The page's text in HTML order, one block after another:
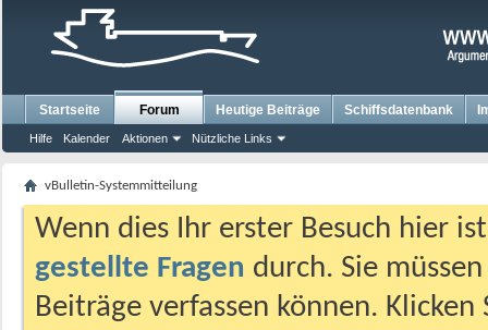
Startseite Forum
Hilfe Kalender Aktionen Nützliche Links
Heutige Beiträge Schiffsdatenbank
vBulletin-Systemmitteilung
Wenn dies Ihr erster Besuch hier
gestellte Fragen durch. Sie
Beiträge verfassen können.